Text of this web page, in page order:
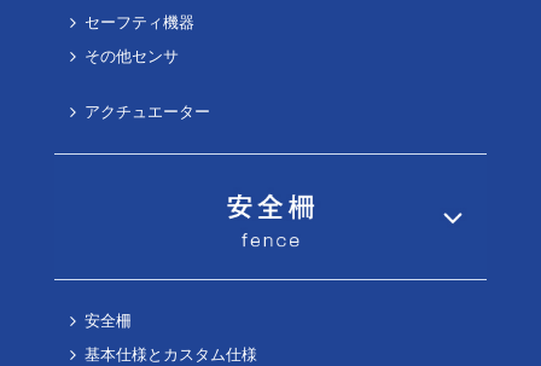
セーフティ機器
その他センサ
アクチュエーター
安全柵
基本仕様とカスタム仕様